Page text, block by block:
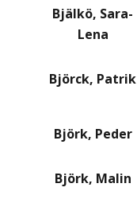
Bjälkö, Sara-
Lena
Björck, Patrik
Björk, Peder
Björk, Malin